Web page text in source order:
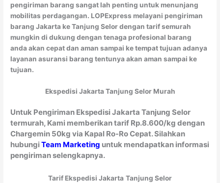
pengiriman barang sangat lah penting untuk menunjang
mobilitas perdagangan. LOPExpress melayani pengiriman
barang Jakarta ke Tanjung Selor dengan tarif semurah
mungkin di dukung dengan tenaga profesional barang
anda akan cepat dan aman sampai ke tempat tujuan adanya
layanan asuransi barang tentunya akan aman sampai ke
tujuan.
Ekspedisi Jakarta Tanjung Selor Murah
Untuk Pengiriman Ekspedisi Jakarta Tanjung Selor
termurah, Kami memberikan tarif Rp.8.600/kg dengan
Chargemin 50kg via Kapal Ro-Ro Cepat. Silahkan
hubungiTeam Marketing untuk mendapatkan informasi
pengiriman selengkapnya.
Tarif Ekspedisi Jakarta Tanjung Selor